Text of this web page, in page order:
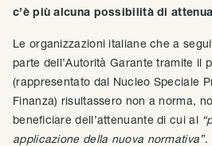
c’è più alcuna possibilità di
Le organizzazioni italiane che a
parte dell’Autorità Garante tramite il
(rappresentato dal Nucleo Speciale
Finanza) risultassero non a norma,
beneficiare dell’attenuante di cui al
applicazione della nuova normativa”.